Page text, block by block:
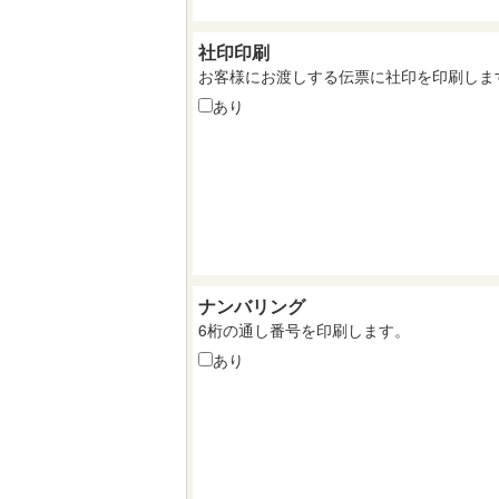
社印印刷
お客様にお渡しする伝票に社印を印刷しま
あり
ナンバリング
6桁の通し番号を印刷します。
あり